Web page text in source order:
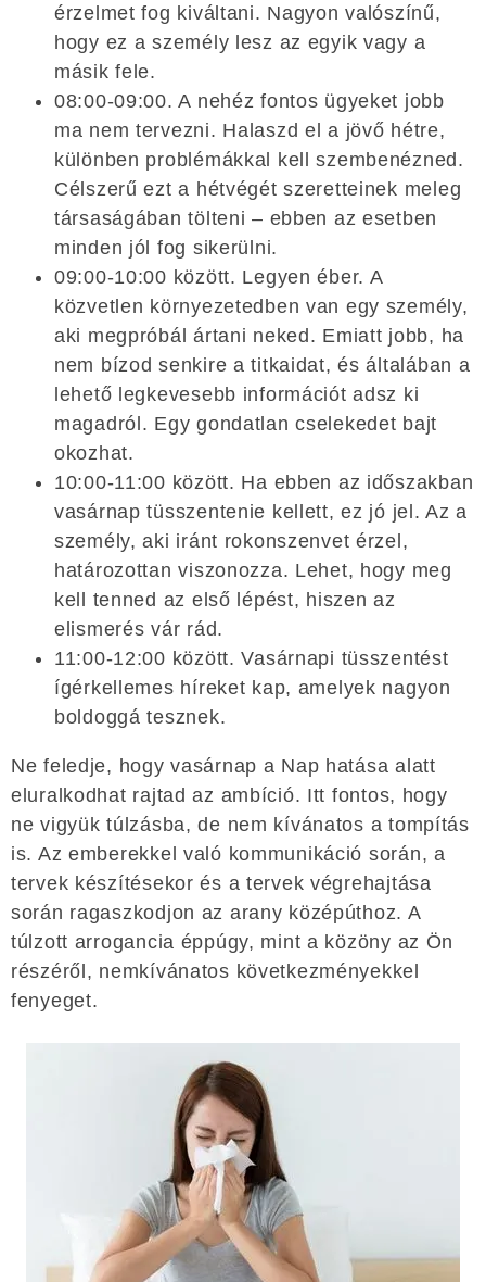
érzelmet fog kiváltani. Nagyon valószínű,
hogy ez a személy lesz az egyik vagy a
másik fele.
08:00-09:00. A nehéz fontos ügyeket jobb
ma nem tervezni. Halaszd el a jövő hétre,
különben problémákkal kell szembenézned.
Célszerű ezt a hétvégét szeretteinek meleg
társaságában tölteni – ebben az esetben
minden jól fog sikerülni.
09:00-10:00 között. Legyen éber. A
közvetlen környezetedben van egy személy,
aki megpróbál ártani neked. Emiatt jobb, ha
nem bízod senkire a titkaidat, és általában a
lehető legkevesebb információt adsz ki
magadról. Egy gondatlan cselekedet bajt
okozhat.
10:00-11:00 között. Ha ebben az időszakban
vasárnap tüsszentenie kellett, ez jó jel. Az a
személy, aki iránt rokonszenvet érzel,
határozottan viszonozza. Lehet, hogy meg
kell tenned az első lépést, hiszen az
elismerés vár rád.
11:00-12:00 között. Vasárnapi tüsszentést
ígérkellemes híreket kap, amelyek nagyon
boldoggá tesznek.
Ne feledje, hogy vasárnap a Nap hatása alatt
eluralkodhat rajtad az ambíció. Itt fontos, hogy
ne vigyük túlzásba, de nem kívánatos a tompítás
is. Az emberekkel való kommunikáció során, a
tervek készítésekor és a tervek végrehajtása
során ragaszkodjon az arany középúthoz. A
túlzott arrogancia éppúgy, mint a közöny az Ön
részéről, nemkívánatos következményekkel
fenyeget.